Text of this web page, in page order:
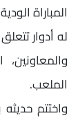
المباراة
له أدوار
الملعب.
واختتم